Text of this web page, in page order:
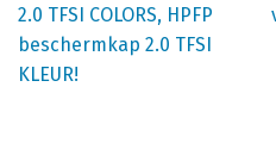
optie
kan
gekozen